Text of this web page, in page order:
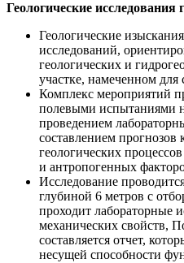
Геологические исследования
Геологические
исследований,
геологических и
участке, намеченном для
Комплекс мероприятий
полевыми испытаниями
проведением
составлением прогнозов
геологических
и антропогенных
Исследование
глубиной 6 метров с
проходит лабораторные
механических свойств,
составляется отчет,
несущей способности